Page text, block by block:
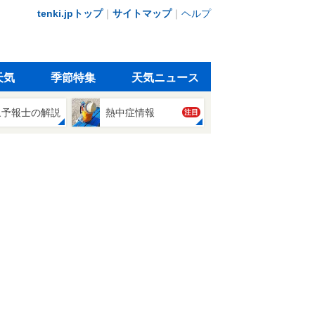
tenki.jpトップ｜ サイトマップ｜ ヘルプ
気 季節特集 天気ニュース
報士の解説 熱中症情報 注目